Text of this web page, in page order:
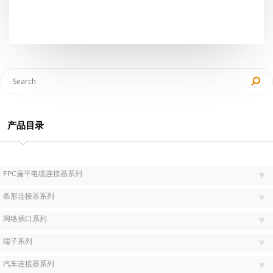
产品目录
FPC扁平电缆连接器系列
条形连接器系列
网络插口系列
端子系列
汽车连接器系列